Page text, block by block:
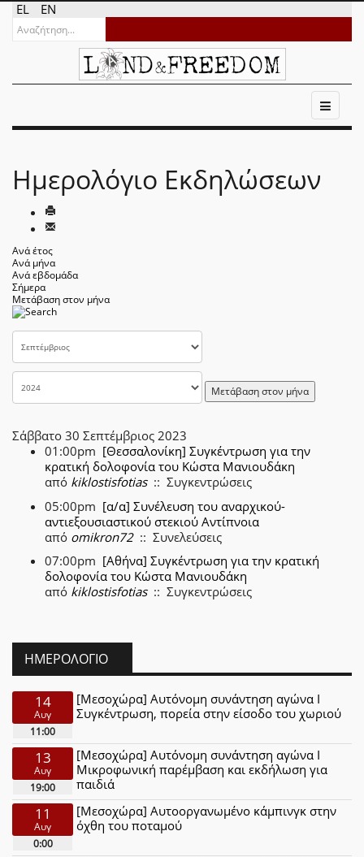
EL EN
Ημερολόγιο Εκδηλώσεων
Ανά έτος
Ανά μήνα
Ανά εβδομάδα
Σήμερα
Μετάβαση στον μήνα
Μετάβαση στον μήνα
Σάββατο 30 Σεπτέμβριος 2023
01:00pm [Θεσσαλονίκη] Συγκέντρωση για την
κρατική δολοφονία του Κώστα Μανιουδάκη
από kiklostisfotias:: Συγκεντρώσεις
05:00pm [α/α] Συνέλευση του αναρχικού-
αντιεξουσιαστικού στεκιού Αντίπνοια
από omikron72:: Συνελεύσεις
07:00pm [Αθήνα] Συγκέντρωση για την κρατική
δολοφονία του Κώστα Μανιουδάκη
από kiklostisfotias:: Συγκεντρώσεις
ΗΜΕΡΟΛΌΓΙΟ
14
Αυγ
11:00
[Μεσοχώρα] Αυτόνομη συνάντηση αγώνα Ι
Συγκέντρωση, πορεία στην είσοδο του χωριού
13
Αυγ
19:00
[Μεσοχώρα] Αυτόνομη συνάντηση αγώνα Ι
Μικροφωνική παρέμβαση και εκδήλωση για
παιδιά
11
Αυγ
0:00
[Μεσοχώρα] Αυτοοργανωμένο κάμπινγκ στην
όχθη του ποταμού